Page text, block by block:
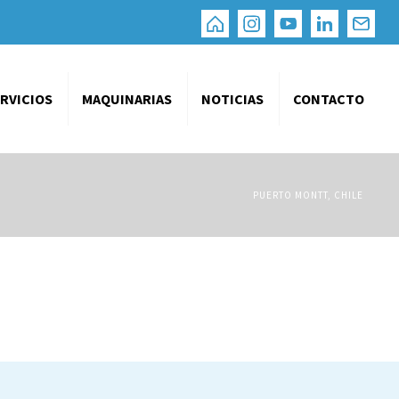
MAQUINARIAS NOTICIAS CONTACTO
PUERTO MONTT, CHILE